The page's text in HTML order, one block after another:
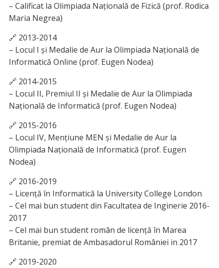
– Calificat la Olimpiada Națională de Fizică (prof. Rodica
Maria Negrea)
🔗 2013-2014
– Locul I și Medalie de Aur la Olimpiada Națională de
Informatică Online (prof. Eugen Nodea)
🔗 2014-2015
– Locul II, Premiul II și Medalie de Aur la Olimpiada
Națională de Informatică (prof. Eugen Nodea)
🔗 2015-2016
– Locul IV, Mențiune MEN și Medalie de Aur la
Olimpiada Națională de Informatică (prof. Eugen
Nodea)
🔗 2016-2019
– Licență în Informatică la University College London
– Cel mai bun student din Facultatea de Inginerie 2016-
2017
– Cel mai bun student român de licență în Marea
Britanie, premiat de Ambasadorul României in 2017
🔗 2019-2020